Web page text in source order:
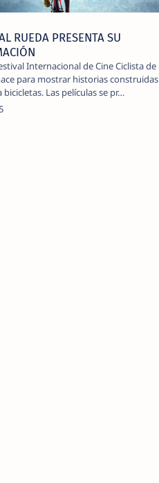
RUEDA PRESENTA SU
Internacional de Cine Ciclista de
para mostrar historias construidas
Las películas se pr…